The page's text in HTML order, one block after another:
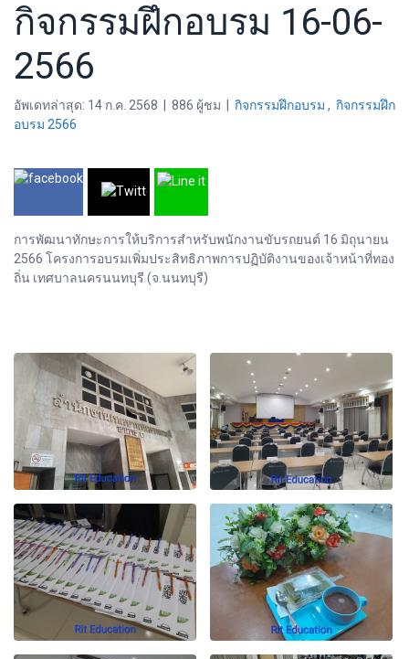
กิจกรรมฝึกอบรม 16-06-
2566
อัพเดทล่าสุด: 14 ก.ค. 2568 886 ผู้ชม กิจกรรมฝึกอบรม , กิจกรรมฝึก
อบรม 2566
การพัฒนาทักษะการให้บริการสำหรับพนักงานขับรถยนต์ 16 มิถุนายน
2566 โครงการอบรมเพิ่มประสิทธิภาพการปฏิบัติงานของเจ้าหน้าที่ทอง
ถิ่น เทศบาลนครนนทบุรี (จ.นนทบุรี)